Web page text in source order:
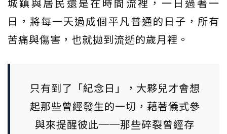
日，將每一天過成個平凡普通的日子，所有
苦痛與傷害，也就拋到流逝的歲月裡。
只有到了「紀念日」，大夥兒才會想
起那些曾經發生的一切，藉著儀式參
與來提醒彼此──那些碎裂曾經存